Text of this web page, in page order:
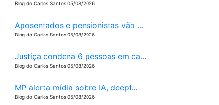
Blog do Carlos Santos 05/08/2026
Aposentados e pensionistas vão ...
Blog do Carlos Santos 05/08/2026
Justiça condena 6 pessoas em ca...
Blog do Carlos Santos 05/08/2026
MP alerta mídia sobre IA, deepf...
Blog do Carlos Santos 05/08/2026